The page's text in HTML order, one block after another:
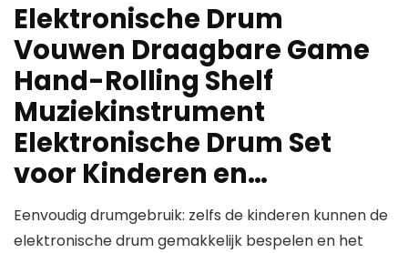
Elektronische Drum
Vouwen Draagbare Game
Hand-Rolling Shelf
Muziekinstrument
Elektronische Drum Set
voor Kinderen en…
Eenvoudig drumgebruik: zelfs de kinderen kunnen de
elektronische drum gemakkelijk bespelen en het